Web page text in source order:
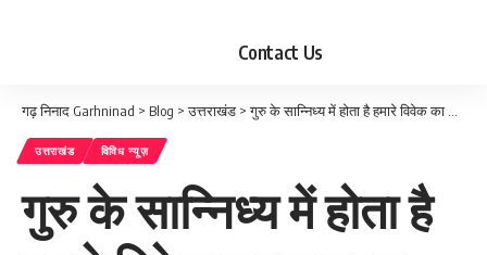
Contact Us
गढ़ निनाद Garhninad > Blog >उत्तराखंड >गुरु के सान्निध्य में होता है हमारे विवेक का जागरण –नृसिंह पीठाधीश्वर स्वामी रसिक महाराज
उत्तराखंड विविध न्यूज़
गुरु के सान्निध्य में होता है